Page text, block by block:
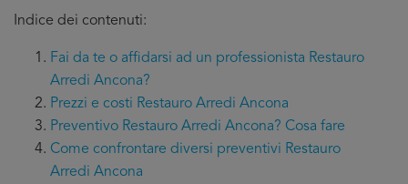
Indice dei contenuti:
Fai da te o affidarsi ad un professionista Restauro
Arredi Ancona?
Prezzi e costi Restauro Arredi Ancona
Preventivo Restauro Arredi Ancona? Cosa fare
Come confrontare diversi preventivi Restauro
Arredi Ancona